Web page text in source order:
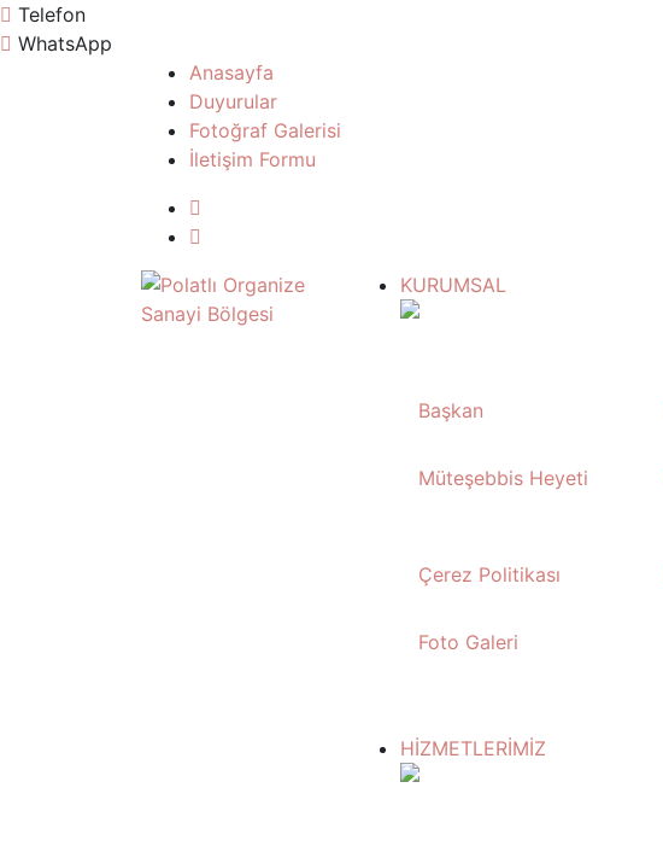
Telefon
WhatsApp
Anasayfa
Duyurular
Fotoğraf Galerisi
İletişim Formu
KURUMSAL
Başkan
Müteşebbis Heyeti
Çerez Politikası
Foto Galeri
HİZMETLERİMİZ